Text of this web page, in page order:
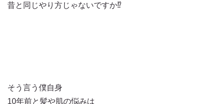
昔と同じやり方じゃないですか⁉️
そう言う僕自身
10年前と髪や肌の悩みは